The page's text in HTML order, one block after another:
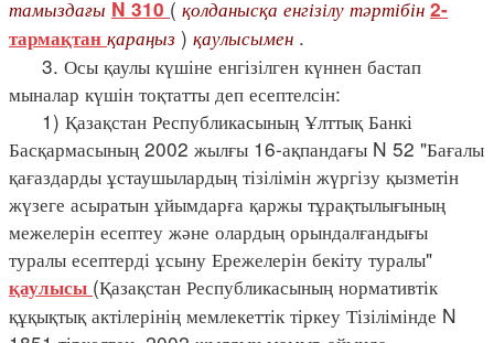
тамыздағы N 310 ( қолданысқа енгізілу тәртібін 2-
тармақтан қараңыз ) қаулысымен .
3. Осы қаулы күшіне енгізілген күннен бастап
мыналар күшін тоқтатты деп есептелсін:
1) Қазақстан Республикасының Ұлттық Банкі
Басқармасының 2002 жылғы 16-ақпандағы N 52 "Бағалы
қағаздарды ұстаушылардың тізілімін жүргізу қызметін
жүзеге асыратын ұйымдарға қаржы тұрақтылығының
межелерін есептеу және олардың орындалғандығы
туралы есептерді ұсыну Ережелерін бекіту туралы"
қаулысы (Қазақстан Республикасының нормативтік
құқықтық актілерінің мемлекеттік тіркеу Тізілімінде N